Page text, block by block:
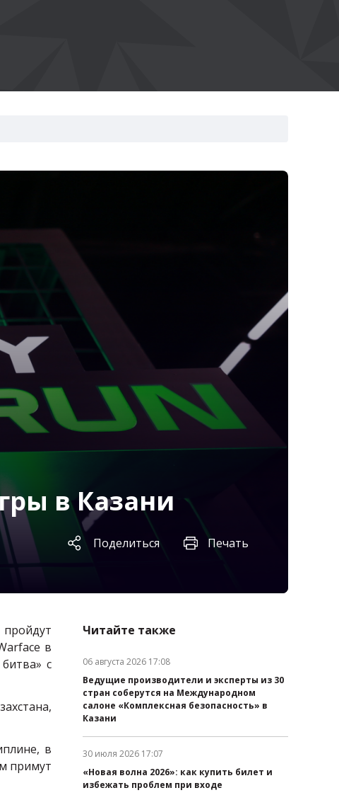
в Казани
Поделиться Печать
в
с
в
примут
Читайте также
06 августа 2026 17:08
Ведущие производители и эксперты из 30
стран соберутся на Международном
салоне «Комплексная безопасность» в
Казани
30 июля 2026 17:07
«Новая волна 2026»: как купить билет и
избежать проблем при входе